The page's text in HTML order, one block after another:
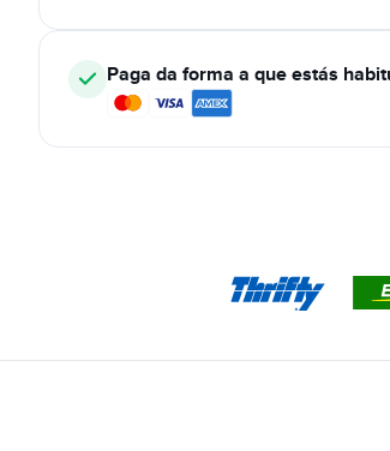
Paga da forma a que estás